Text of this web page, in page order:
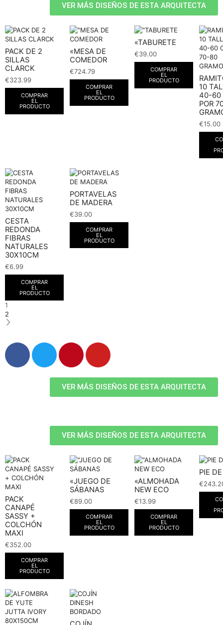
VER MÁS DISEÑOS DE ESTA ARQUITECTA
PACK DE 2
SILLAS
CLARCK
€323.99
COMPRAR
EL
PRODUCTO
«MESA DE
COMEDOR
€724.79
COMPRAR
EL
PRODUCTO
«TABURETE
€39.00
COMPRAR
EL
PRODUCTO
10
40-60
POR
€15.00
CESTA
REDONDA
FIBRAS
NATURALES
30X10CM
€6.99
COMPRAR
EL
PRODUCTO
PORTAVELAS
DE MADERA
€39.00
COMPRAR
EL
PRODUCTO
1
2
VER MÁS DISEÑOS DE ESTA ARQUITECTA
VER MÁS DISEÑOS DE ESTA ARQUITECTA
PACK
CANAPÉ
SASSY +
COLCHÓN
MAXI
€352.00
COMPRAR
EL
PRODUCTO
«JUEGO DE
SÁBANAS
€89.00
COMPRAR
EL
PRODUCTO
«ALMOHADA
NEW ECO
€13.99
COMPRAR
EL
PRODUCTO
PIE
€